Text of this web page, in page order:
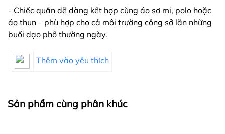
- Chiếc quần dễ dàng kết hợp cùng áo sơ mi, polo hoặc
áo thun – phù hợp cho cả môi trường công sở lẫn những
buổi dạo phố thường ngày.
Thêm vào yêu thích
Sản phẩm cùng phân khúc